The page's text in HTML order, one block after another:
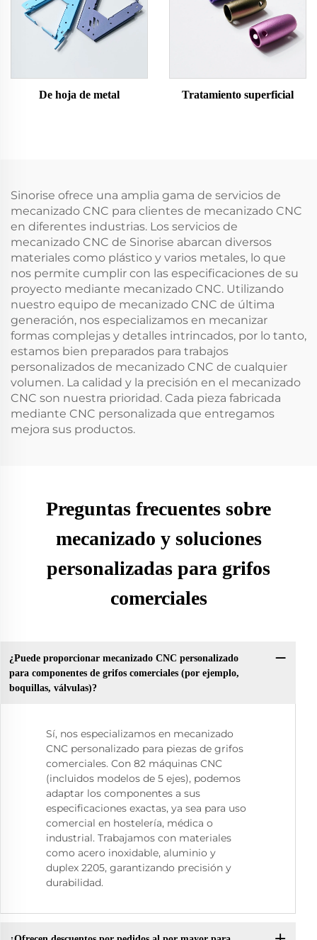
De hoja de metal Tratamiento superficial
Sinorise ofrece una amplia gama de servicios de
mecanizado CNC para clientes de mecanizado CNC
en diferentes industrias. Los servicios de
mecanizado CNC de Sinorise abarcan diversos
materiales como plástico y varios metales, lo que
nos permite cumplir con las especificaciones de su
proyecto mediante mecanizado CNC. Utilizando
nuestro equipo de mecanizado CNC de última
generación, nos especializamos en mecanizar
formas complejas y detalles intrincados, por lo tanto,
estamos bien preparados para trabajos
personalizados de mecanizado CNC de cualquier
volumen. La calidad y la precisión en el mecanizado
CNC son nuestra prioridad. Cada pieza fabricada
mediante CNC personalizada que entregamos
mejora sus productos.
Preguntas frecuentes sobre
mecanizado y soluciones
personalizadas para grifos
comerciales
¿Puede proporcionar mecanizado CNC personalizado
para componentes de grifos comerciales (por ejemplo,
boquillas, válvulas)?
Sí, nos especializamos en mecanizado
CNC personalizado para piezas de grifos
comerciales. Con 82 máquinas CNC
(incluidos modelos de 5 ejes), podemos
adaptar los componentes a sus
especificaciones exactas, ya sea para uso
comercial en hostelería, médica o
industrial. Trabajamos con materiales
como acero inoxidable, aluminio y
duplex 2205, garantizando precisión y
durabilidad.